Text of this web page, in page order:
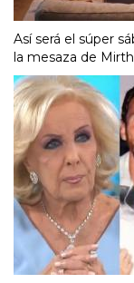
Así será el súper
la mesaza de